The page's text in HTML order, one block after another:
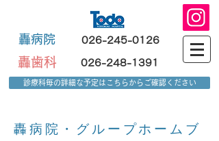
轟病院 026-245-0126
轟歯科 026-248-1391
診療科毎の詳細な予定はこちらからご確認ください
轟病院・グループホームブ